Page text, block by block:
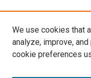
We use cookies that
analyze, improve,
cookie preferences